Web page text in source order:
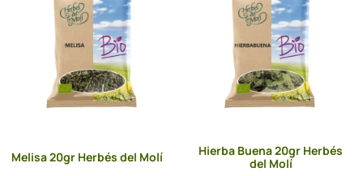
Melisa 20gr Herbés del Molí
Hierba Buena 20gr Herbés
del Molí